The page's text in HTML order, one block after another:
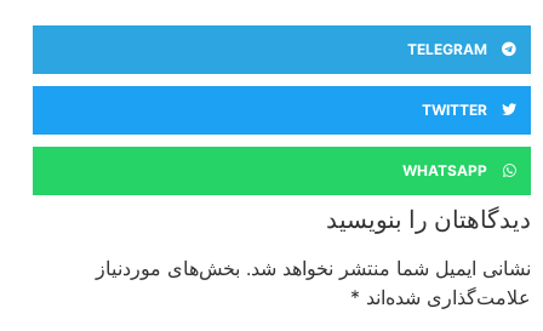
TELEGRAM
TWITTER
WHATSAPP
را بنویسید
ایمیل شما منتشر نخواهد شد. بخش‌های موردنیاز
شده‌اند*